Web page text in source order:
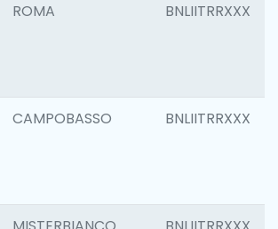
ROMA BNLIITRRXXX
CAMPOBASSO BNLIITRRXXX